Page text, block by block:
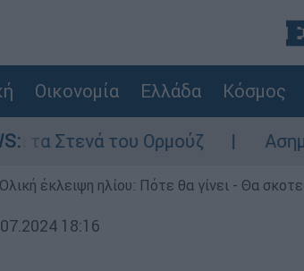
Οικονομία Ελλάδα Κόσμος
του Ορμούζ Ασημένια η
Ολική έκλειψη ηλίου: Πότε θα γίνει - Θα
18:16